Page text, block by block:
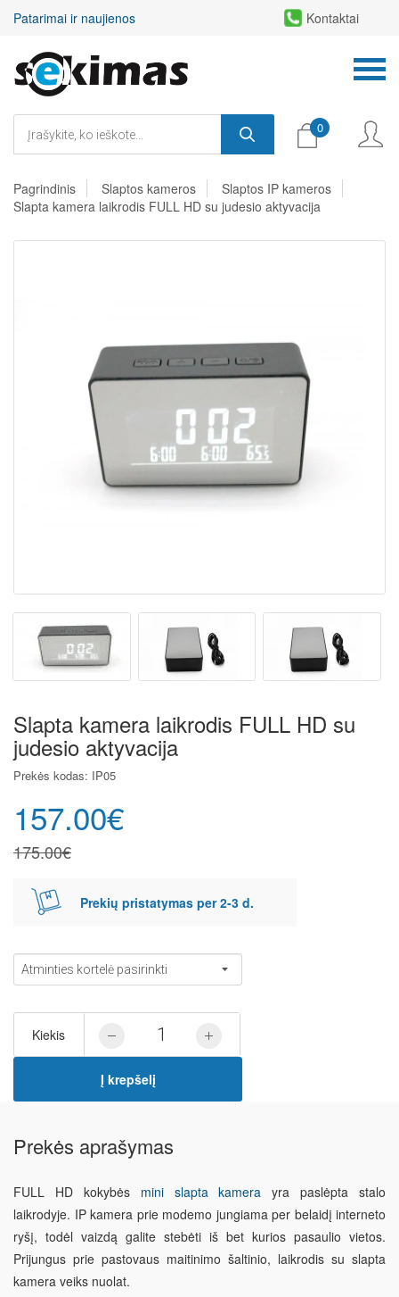
Kontaktai
Patarimai ir naujienos
0
Pagrindinis Slaptos kameros
Slaptos IP kameros
Slapta kamera laikrodis FULL HD su judesio aktyvacija
Slapta kamera laikrodis FULL HD su
judesio aktyvacija
Prekės kodas: IP05
157.00€
175.00€
Prekių pristatymas per 2-3 d.
Kiekis
Į krepšelį
Prekės aprašymas
FULL HD kokybės mini slapta kamera yra paslėpta stalo
laikrodyje. IP kamera prie modemo jungiama per belaidį interneto
ryšį, todėl vaizdą galite stebėti iš bet kurios pasaulio vietos.
Prijungus prie pastovaus maitinimo šaltinio, laikrodis su slapta
kamera veiks nuolat.